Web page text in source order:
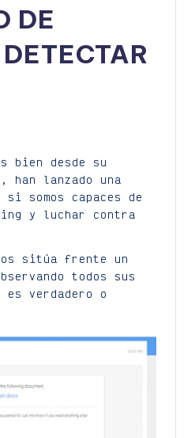
DE
bien desde su
han lanzado una
somos capaces de
y luchar contra
sitúa frente un
todos sus
verdadero o